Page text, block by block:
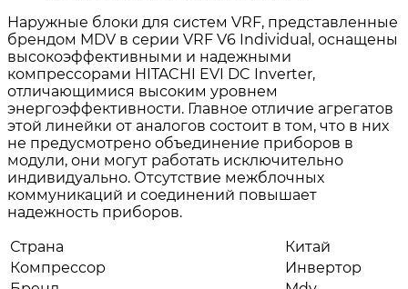
Наружные блоки для систем VRF, представленные
брендом MDV в серии VRF V6 Individual, оснащены
высокоэффективными и надежными
компрессорами HITACHI EVI DC Inverter,
отличающимися высоким уровнем
энергоэффективности. Главное отличие агрегатов
этой линейки от аналогов состоит в том, что в них
не предусмотрено объединение приборов в
модули, они могут работать исключительно
индивидуально. Отсутствие межблочных
коммуникаций и соединений повышает
надежность приборов.
Страна
Китай
Компрессор
Инвертор